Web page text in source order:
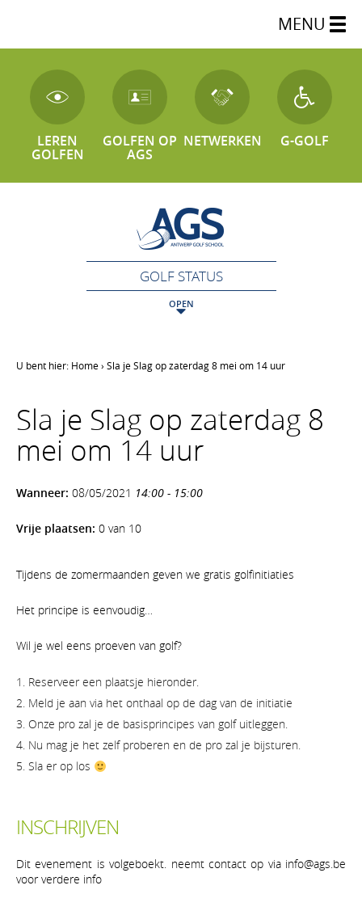
MENU
LEREN
GOLFEN
GOLFEN OP
AGS
NETWERKEN G-GOLF
GOLF STATUS
OPEN
U bent hier: Home› Sla je Slag op zaterdag 8 mei om 14 uur
Sla je Slag op zaterdag 8
mei om 14 uur
Wanneer: 08/05/2021 14:00 - 15:00
Vrije plaatsen: 0 van 10
Tijdens de zomermaanden geven we gratis golfinitiaties
Het principe is eenvoudig…
Wil je wel eens proeven van golf?
Reserveer een plaatsje hieronder.
Meld je aan via het onthaal op de dag van de initiatie
Onze pro zal je de basisprincipes van golf uitleggen.
Nu mag je het zelf proberen en de pro zal je bijsturen.
Sla er op los
INSCHRIJVEN
Dit evenement is volgeboekt. neemt contact op via info@ags.be
voor verdere info